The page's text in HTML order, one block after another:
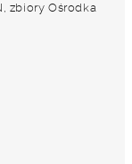
zbiory Ośrodka